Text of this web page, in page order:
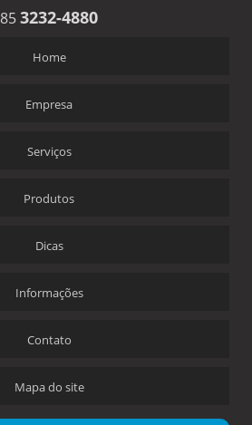
853232-4880
Home
Empresa
Serviços
Produtos
Dicas
Informações
Contato
Mapa do site